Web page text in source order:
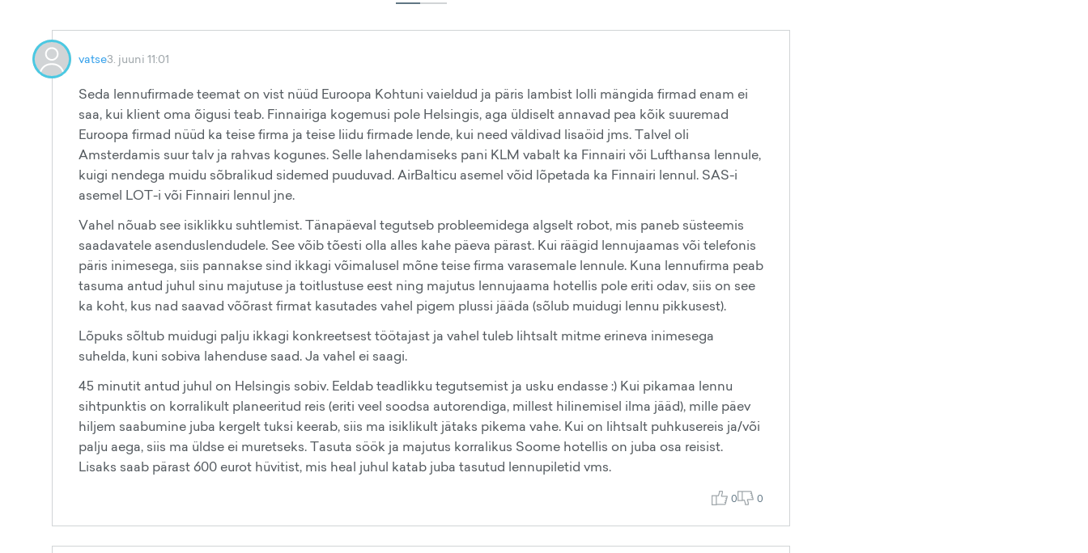
vatse3. juuni 11:01
Seda lennufirmade teemat on vist nüüd Euroopa Kohtuni vaieldud ja päris lambist lolli mängida firmad enam ei
saa, kui klient oma õigusi teab. Finnairiga kogemusi pole Helsingis, aga üldiselt annavad pea kõik suuremad
Euroopa firmad nüüd ka teise firma ja teise liidu firmade lende, kui need väldivad lisaöid jms. Talvel oli
Amsterdamis suur talv ja rahvas kogunes. Selle lahendamiseks pani KLM vabalt ka Finnairi või Lufthansa lennule,
kuigi nendega muidu sõbralikud sidemed puuduvad. AirBalticu asemel võid lõpetada ka Finnairi lennul. SAS-i
asemel LOT-i või Finnairi lennul jne.
Vahel nõuab see isiklikku suhtlemist. Tänapäeval tegutseb probleemidega algselt robot, mis paneb süsteemis
saadavatele asenduslendudele. See võib tõesti olla alles kahe päeva pärast. Kui räägid lennujaamas või telefonis
päris inimesega, siis pannakse sind ikkagi võimalusel mõne teise firma varasemale lennule. Kuna lennufirma peab
tasuma antud juhul sinu majutuse ja toitlustuse eest ning majutus lennujaama hotellis pole eriti odav, siis on see
ka koht, kus nad saavad võõrast firmat kasutades vahel pigem plussi jääda (sõlub muidugi lennu pikkusest).
Lõpuks sõltub muidugi palju ikkagi konkreetsest töötajast ja vahel tuleb lihtsalt mitme erineva inimesega
suhelda, kuni sobiva lahenduse saad. Ja vahel ei saagi.
45 minutit antud juhul on Helsingis sobiv. Eeldab teadlikku tegutsemist ja usku endasse :) Kui pikamaa lennu
sihtpunktis on korralikult planeeritud reis (eriti veel soodsa autorendiga, millest hilinemisel ilma jääd), mille päev
hiljem saabumine juba kergelt tuksi keerab, siis ma isiklikult jätaks pikema vahe. Kui on lihtsalt puhkusereis ja/või
palju aega, siis ma üldse ei muretseks. Tasuta söök ja majutus korralikus Soome hotellis on juba osa reisist.
Lisaks saab pärast 600 eurot hüvitist, mis heal juhul katab juba tasutud lennupiletid vms.
0 0